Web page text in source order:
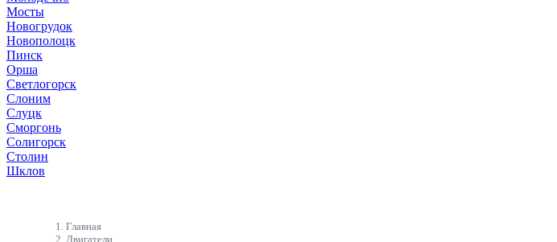
Мосты
Новогрудок
Новополоцк
Пинск
Орша
Светлогорск
Слоним
Слуцк
Сморгонь
Солигорск
Столин
Шклов
Главная
Двигатели